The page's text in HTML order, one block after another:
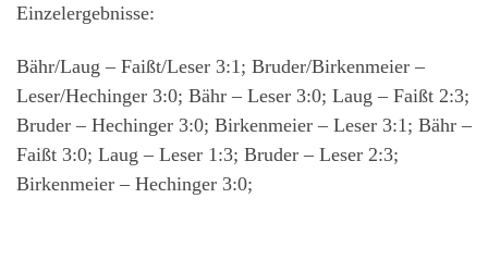
Einzelergebnisse:
Bähr/Laug – Faißt/Leser 3:1; Bruder/Birkenmeier –
Leser/Hechinger 3:0; Bähr – Leser 3:0; Laug – Faißt 2:3;
Bruder – Hechinger 3:0; Birkenmeier – Leser 3:1; Bähr –
Faißt 3:0; Laug – Leser 1:3; Bruder – Leser 2:3;
Birkenmeier – Hechinger 3:0;